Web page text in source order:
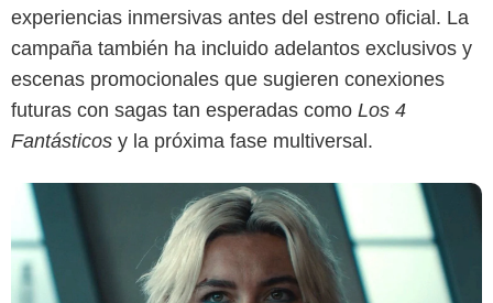
experiencias inmersivas antes del estreno oficial. La
campaña también ha incluido adelantos exclusivos y
escenas promocionales que sugieren conexiones
futuras con sagas tan esperadas como Los 4
Fantásticos y la próxima fase multiversal.